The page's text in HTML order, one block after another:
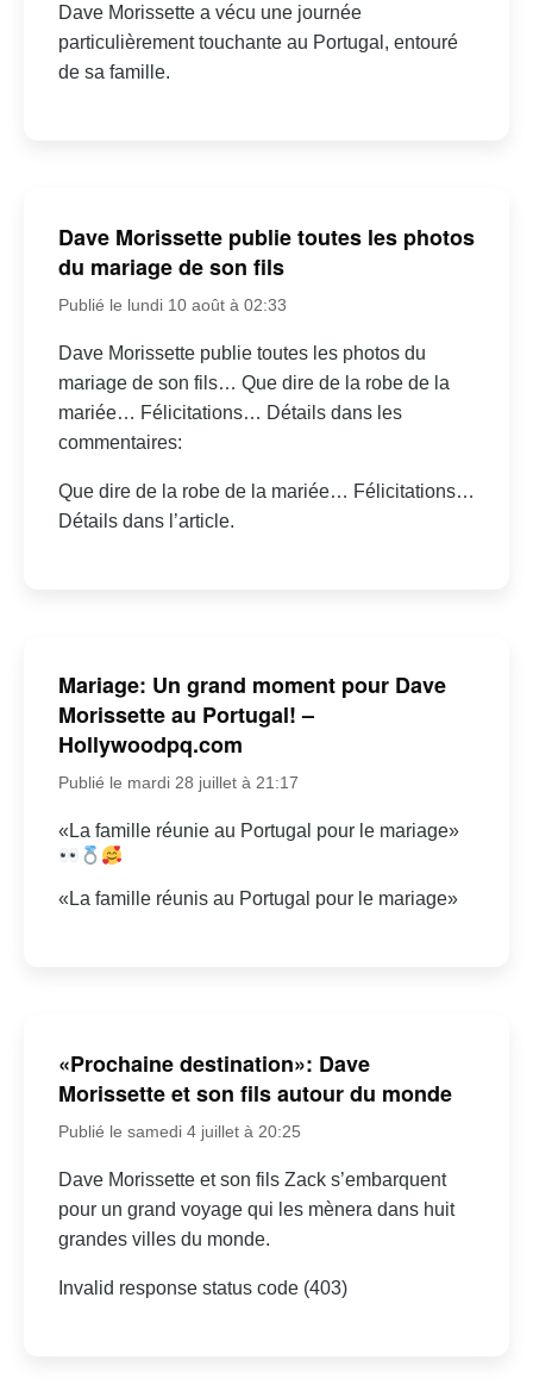
Dave Morissette a vécu une journée
particulièrement touchante au Portugal, entouré
de sa famille.
Dave Morissette publie toutes les photos
du mariage de son fils
Publié le lundi 10 août à 02:33
Dave Morissette publie toutes les photos du
mariage de son fils… Que dire de la robe de la
mariée… Félicitations… Détails dans les
commentaires:
Que dire de la robe de la mariée… Félicitations…
Détails dans l’article.
Mariage: Un grand moment pour Dave
Morissette au Portugal! –
Hollywoodpq.com
Publié le mardi 28 juillet à 21:17
«La famille réunie au Portugal pour le mariage»
«La famille réunis au Portugal pour le mariage»
«Prochaine destination»: Dave
Morissette et son fils autour du monde
Publié le samedi 4 juillet à 20:25
Dave Morissette et son fils Zack s’embarquent
pour un grand voyage qui les mènera dans huit
grandes villes du monde.
Invalid response status code (403)